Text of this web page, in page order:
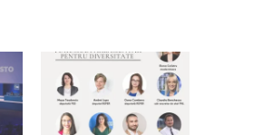
produce efecte. Bustul
Goga, înlăturat din Iași